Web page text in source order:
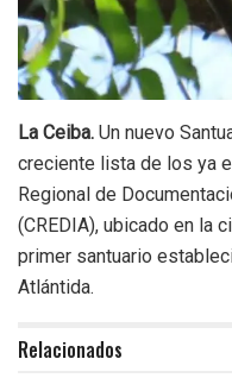
La Ceiba. Un nuevo
creciente lista de los ya
Regional de
(CREDIA), ubicado en la
primer santuario
Atlántida.
Relacionados